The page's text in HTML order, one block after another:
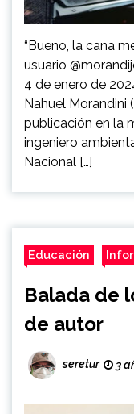
“Bueno, la cana
usuario
4 de enero de
Nahuel Morandini
publicación en la
ingeniero
Nacional […]
Educación
Balada de
de autor
seretur 3